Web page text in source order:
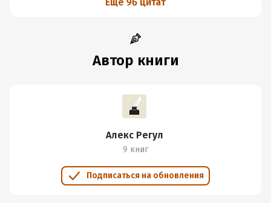
Автор книги
Алекс Регул
9 книг
Подписаться на обновления